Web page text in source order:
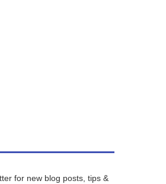
for new blog posts, tips &